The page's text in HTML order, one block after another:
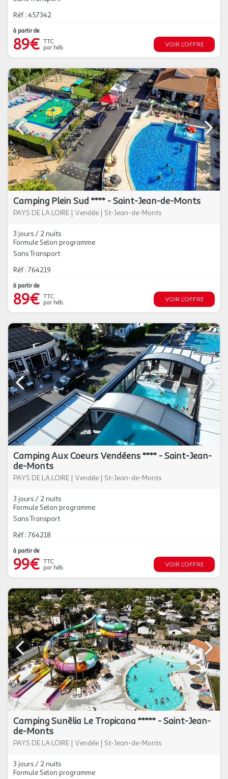
Réf : 457342
à partir de
89€ TTC
par héb.
VOIR L'OFFRE
Camping Plein Sud **** - Saint-Jean-de-Monts
PAYS DE LA LOIRE | Vendée | St-Jean-de-Monts
3 jours / 2 nuits
Formule Selon programme
Sans Transport
Réf : 764219
à partir de
89€ TTC
par héb.
VOIR L'OFFRE
Camping Aux Coeurs Vendéens **** - Saint-Jean-
de-Monts
PAYS DE LA LOIRE | Vendée | St-Jean-de-Monts
3 jours / 2 nuits
Formule Selon programme
Sans Transport
Réf : 764218
à partir de
99€ TTC
par héb.
VOIR L'OFFRE
Camping Sunêlia Le Tropicana ***** - Saint-Jean-
de-Monts
PAYS DE LA LOIRE | Vendée | St-Jean-de-Monts
3 jours / 2 nuits
Formule Selon programme